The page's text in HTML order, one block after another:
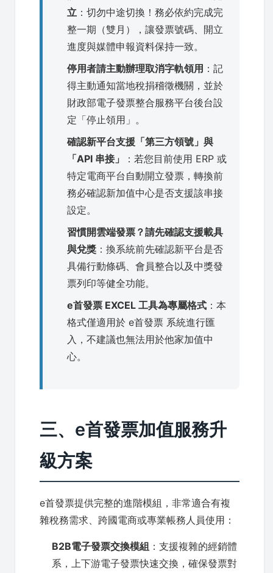
立 ：切勿中途切換！務必依約完成完
整一期（雙月），讓發票號碼、開立
進度與媒體申報資料保持一致。
停用者請主動辦理取消字軌領用 ：記
得主動通知當地稅捐稽徵機關，並於
財政部電子發票整合服務平台後台設
定「停止領用」。
確認新平台支援「第三方領號」與
「API 串接」
：若您目前使用 ERP 或
特定電商平台自動開立發票，轉換前
務必確認新加值中心是否支援該串接
設定。
習慣開雲端發票？請先確認支援載具
與兌獎 ：換系統前先確認新平台是否
具備行動條碼、會員整合以及中獎發
票列印等健全功能。
e首發票 EXCEL 工具為專屬格式 ：本
格式僅適用於 e首發票 系統進行匯
入，不建議也無法用於他家加值中
心。
三、e首發票加值服務升
級方案
e首發票提供完整的進階模組，非常適合有複
雜稅務需求、跨國電商或專業帳務人員使用：
B2B電子發票交換模組 ：支援複雜的經銷體
系，上下游電子發票快速交換，確保發票對